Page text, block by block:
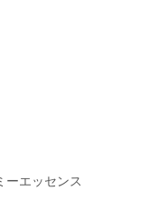
ーエッセンス